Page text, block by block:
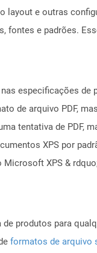
e outras
e padrões.
especificações
de arquivo PDF,
tentativa de PDF,
XPS por
XPS &
produtos para
formatos de arquivo